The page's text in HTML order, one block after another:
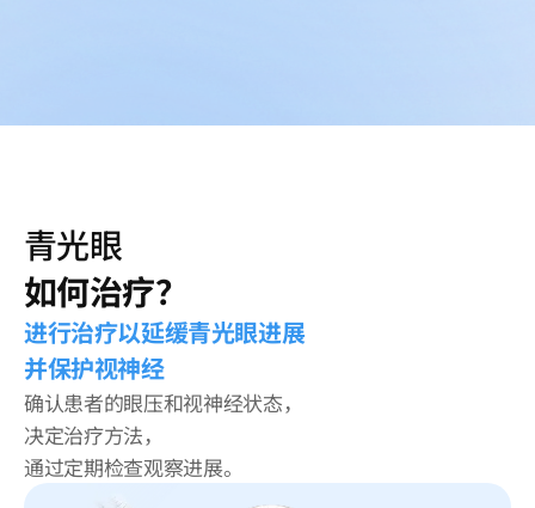
青光眼
如何治疗？
进行治疗以延缓青光眼进展
并保护视神经
确认患者的眼压和视神经状态，
决定治疗方法，
通过定期检查观察进展。